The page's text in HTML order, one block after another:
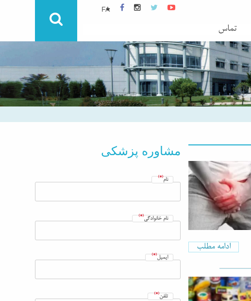
تماس
ادامه مطلب
مشاوره پزشکی
نام(*)
نام خانوادگی(*)
ایمیل(*)
تلفن(*)